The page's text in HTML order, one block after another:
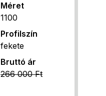
Méret
1100
Profilszín
fekete
Bruttó ár
266 000 Ft